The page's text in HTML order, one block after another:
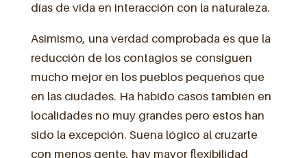
días de vida en interacción con la naturaleza.
Asimismo, una verdad comprobada es que la
reducción de los contagios se consiguen
mucho mejor en los pueblos pequeños que
en las ciudades. Ha habido casos también en
localidades no muy grandes pero estos han
sido la excepción. Suena lógico al cruzarte
con menos gente, hay mayor flexibilidad